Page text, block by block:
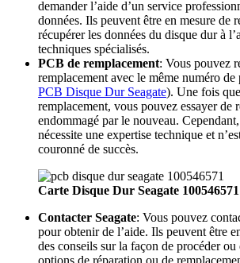
demander l’aide d’un service
données. Ils peuvent être en mesure de
récupérer les données du disque dur à
techniques spécialisés.
PCB de remplacement: Vous pouvez
remplacement avec le même numéro de
PCB Disque Dur Seagate). Une fois
remplacement, vous pouvez essayer de
endommagé par le nouveau.
nécessite une expertise technique et
couronné de succès.
Carte Disque Dur Seagate 100546571
Contacter Seagate: Vous pouvez
pour obtenir de l’aide. Ils peuvent être
des conseils sur la façon de procéder ou
options de réparation ou de